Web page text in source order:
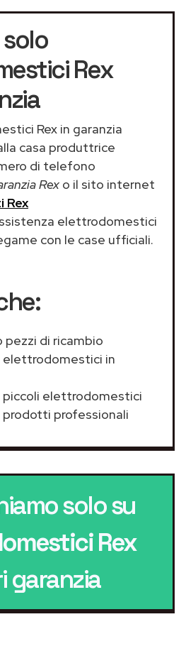
Rex
Rex in garanzia
casa produttrice
di telefono
Rex o il sito internet
Rex
elettrodomestici
con le case ufficiali.
pezzi di ricambio
elettrodomestici in
piccoli elettrodomestici
prodotti professionali
solo su
Rex
garanzia